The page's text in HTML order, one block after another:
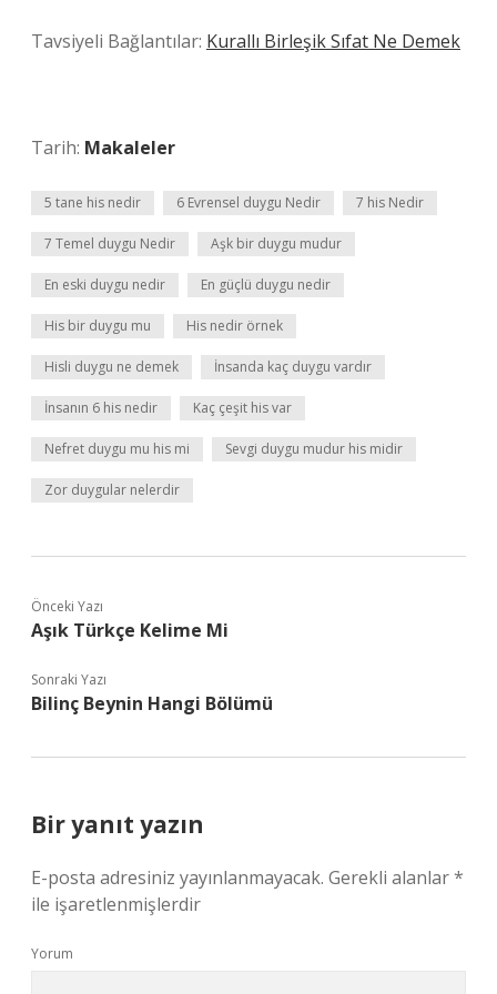
Tavsiyeli Bağlantılar: Kurallı Birleşik Sıfat Ne Demek
Tarih: Makaleler
5 tane his nedir 6 Evrensel duygu Nedir 7 his Nedir
7 Temel duygu Nedir Aşk bir duygu mudur
En eski duygu nedir En güçlü duygu nedir
His bir duygu mu His nedir örnek
Hisli duygu ne demek İnsanda kaç duygu vardır
İnsanın 6 his nedir Kaç çeşit his var
Nefret duygu mu his mi Sevgi duygu mudur his midir
Zor duygular nelerdir
Önceki Yazı
Aşık Türkçe Kelime Mi
Sonraki Yazı
Bilinç Beynin Hangi Bölümü
Bir yanıt yazın
E-posta adresiniz yayınlanmayacak. Gerekli alanlar*
ile işaretlenmişlerdir
Yorum